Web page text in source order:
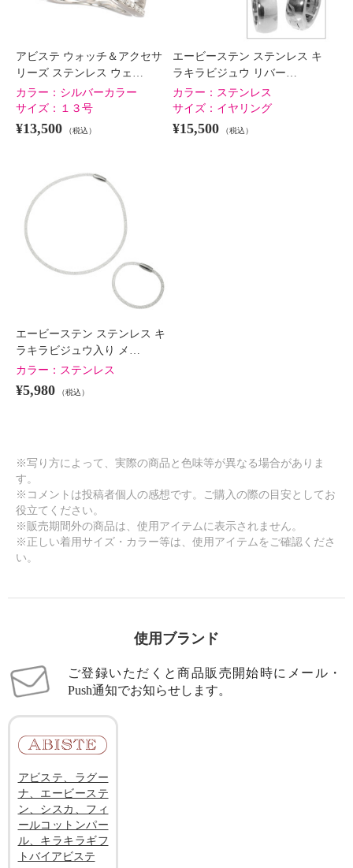
アビステ ウォッチ＆アクセサ
リーズ ステンレス ウェ…
カラー： シルバーカラー
サイズ： １３号
¥13,500 （税込）
エービーステン ステンレス キ
ラキラビジュウ リバー…
カラー： ステンレス
サイズ： イヤリング
¥15,500 （税込）
エービーステン ステンレス キ
ラキラビジュウ入り メ…
カラー： ステンレス
¥5,980 （税込）
※写り方によって、実際の商品と色味等が異なる場合がありま
す。
※コメントは投稿者個人の感想です。ご購入の際の目安としてお
役立てください。
※販売期間外の商品は、使用アイテムに表示されません。
※正しい着用サイズ・カラー等は、使用アイテムをご確認くださ
い。
使用ブランド
ご登録いただくと商品販売開始時にメール・
Push通知でお知らせします。
アビステ、ラグー
ナ、エービーステ
ン、シスカ、フィ
ールコットンパー
ル、キラキラギフ
トバイアビステ